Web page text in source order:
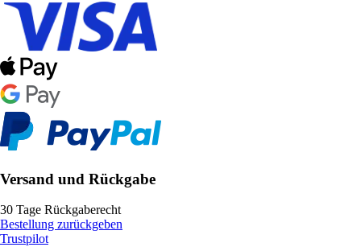
Versand und Rückgabe
30 Tage Rückgaberecht
Bestellung zurückgeben
Trustpilot